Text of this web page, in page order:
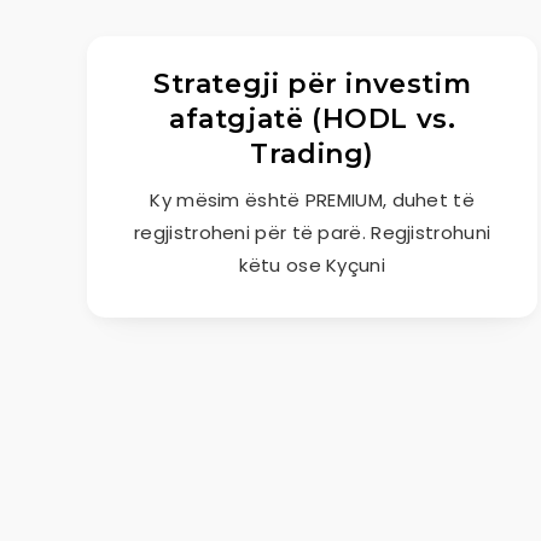
Strategji për investim
afatgjatë (HODL vs.
Trading)
Ky mësim është PREMIUM, duhet të
regjistroheni për të parë. Regjistrohuni
këtu ose Kyçuni